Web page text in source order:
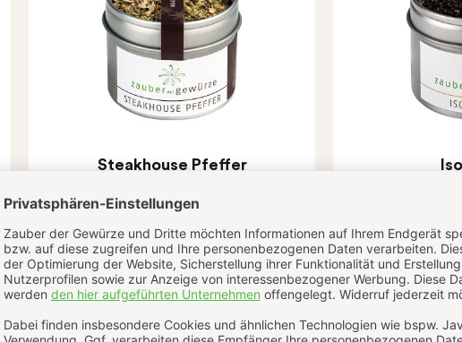
Steakhouse Pfeffer
7,90 € *
(175,56 € */ kg)
Sofort verfügbar, Lieferzeit: 1-2 Werktage
50g
Sofort verfügbar,